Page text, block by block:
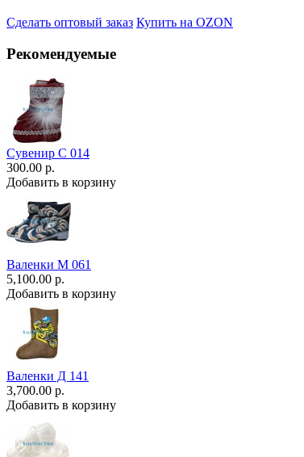
Сделать оптовый заказ Купить на OZON
Рекомендуемые
Сувенир С 014
300.00 р.
Добавить в корзину
Валенки М 061
5,100.00 р.
Добавить в корзину
Валенки Д 141
3,700.00 р.
Добавить в корзину